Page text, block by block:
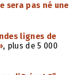
sera pas né une
lignes de
, plus de 5 000